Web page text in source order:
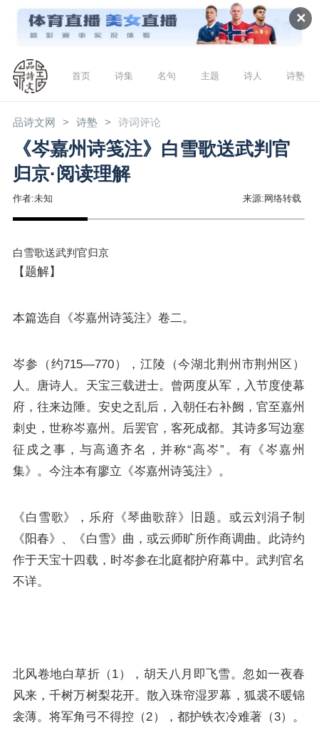
✕
首页 诗集 名句 主题 诗人 诗塾
品诗文网 诗塾 诗词评论
《岑嘉州诗笺注》白雪歌送武判官
归京·阅读理解
作者:未知 来源:网络转载
白雪歌送武判官归京
【题解】
本篇选自《岑嘉州诗笺注》卷二。
岑参 （约715—770），江陵（今湖北荆州市荆州区）
人。唐诗人。天宝三载进士。曾两度从军，入节度使幕
府，往来边陲。安史之乱后，入朝任右补阙，官至嘉州
刺史，世称岑嘉州。后罢官，客死成都。其诗多写边塞
征戍之事，与高適齐名，并称“高岑”。有《岑嘉州
集》。今注本有廖立《岑嘉州诗笺注》。
《白雪歌》，乐府《琴曲歌辞》旧题。或云刘涓子制
《阳春》、《白雪》曲，或云师旷所作商调曲。此诗约
作于天宝十四载，时岑参在北庭都护府幕中。武判官名
不详。
北风卷地白草折（1），胡天八月即飞雪。忽如一夜春
风来，千树万树梨花开。散入珠帘湿罗幕，狐裘不暖锦
衾薄。将军角弓不得控（2），都护铁衣冷难著（3）。